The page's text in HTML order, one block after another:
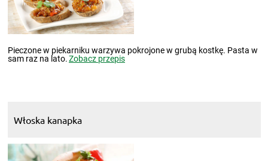
Pieczone w piekarniku warzywa pokrojone w grubą kostkę. Pasta w
sam raz na lato.Zobacz przepis
Włoska kanapka